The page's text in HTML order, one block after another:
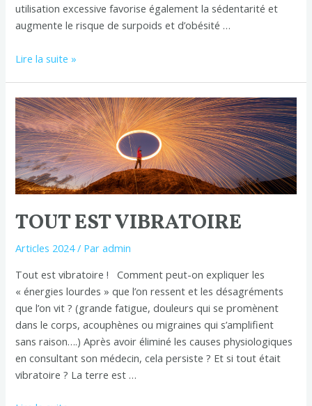
utilisation excessive favorise également la sédentarité et
augmente le risque de surpoids et d’obésité …
Lire la suite »
TOUT EST VIBRATOIRE
Articles 2024/ Paradmin
Tout est vibratoire ! Comment peut-on expliquer les
« énergies lourdes » que l’on ressent et les désagréments
que l’on vit ? (grande fatigue, douleurs qui se promènent
dans le corps, acouphènes ou migraines qui s’amplifient
sans raison….) Après avoir éliminé les causes physiologiques
en consultant son médecin, cela persiste ? Et si tout était
vibratoire ? La terre est …
Tout
est
vibratoire